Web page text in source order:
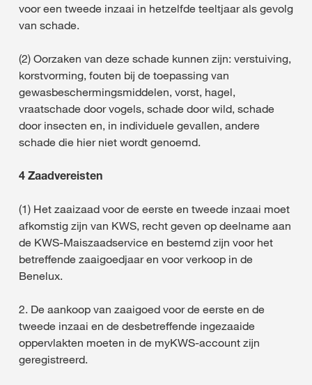
voor een tweede inzaai in hetzelfde teeltjaar als gevolg
van schade.
(2) Oorzaken van deze schade kunnen zijn: verstuiving,
korstvorming, fouten bij de toepassing van
gewasbeschermingsmiddelen, vorst, hagel,
vraatschade door vogels, schade door wild, schade
door insecten en, in individuele gevallen, andere
schade die hier niet wordt genoemd.
4 Zaadvereisten
(1) Het zaaizaad voor de eerste en tweede inzaai moet
afkomstig zijn van KWS, recht geven op deelname aan
de KWS-Maiszaadservice en bestemd zijn voor het
betreffende zaaigoedjaar en voor verkoop in de
Benelux.
2. De aankoop van zaaigoed voor de eerste en de
tweede inzaai en de desbetreffende ingezaaide
oppervlakten moeten in de myKWS-account zijn
geregistreerd.